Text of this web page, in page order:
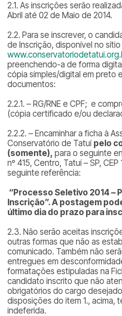
2.1. As inscrições serão
Abril até 02 de Maio de 2014.
2.2. Para se inscrever, o
de Inscrição, disponível no sítio
preenchendo-a de forma
cópia simples/digital em preto
documentos:
2.2.1. – RG/RNE e CPF; e
(cópia certificado e/ou
2.2.2. – Encaminhar a ficha à
Conservatório de Tatuí pelo
(somente), para o seguinte
nº 415, Centro, Tatuí – SP,
seguinte referência:
“Processo Seletivo 2014 –
Inscrição”. A postagem
último dia do prazo para
2.3. Não serão aceitas
outras formas que não as
comunicado. Também não
entregues em
formatações estipuladas na
candidato inscrito que não
obrigatórios do cargo
disposições do item 1., acima,
indeferida.